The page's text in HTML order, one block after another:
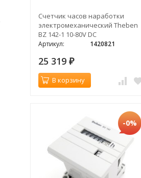
Счетчик часов наработки
электромеханический Theben
BZ 142-1 10-80V DC
Артикул: 1420821
25 319 ₽
В корзину
-0%